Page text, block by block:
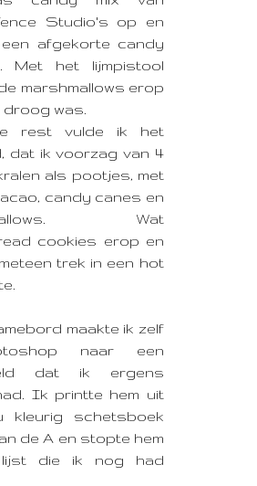
Studio's op en
afgekorte candy
Met het lijmpistool
marshmallows erop
was.
rest vulde ik het
dat ik voorzag van 4
als pootjes, met
candy canes en
Wat
cookies erop en
trek in een hot
maakte ik zelf
naar een
dat ik ergens
Ik printte hem uit
kleurig schetsboek
de A en stopte hem
die ik nog had